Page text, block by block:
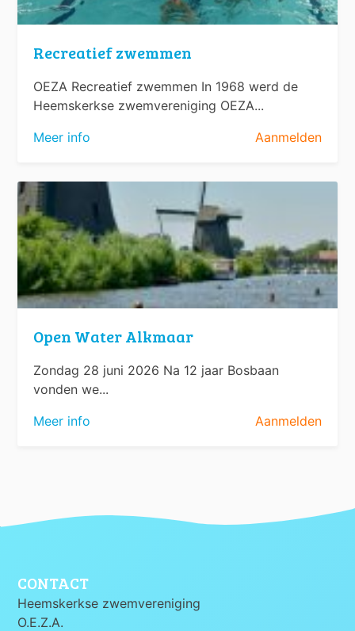
Recreatief zwemmen
OEZA Recreatief zwemmen In 1968 werd de
Heemskerkse zwemvereniging OEZA...
Meer info
Aanmelden
Open Water Alkmaar
Zondag 28 juni 2026 Na 12 jaar Bosbaan
vonden we...
Meer info
Aanmelden
CONTACT
Heemskerkse zwemvereniging
O.E.Z.A.